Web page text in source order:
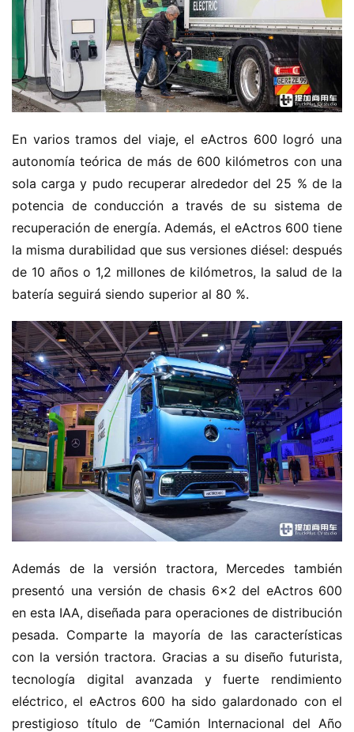
En varios tramos del viaje, el eActros 600 logró una
autonomía teórica de más de 600 kilómetros con una
sola carga y pudo recuperar alrededor del 25 % de la
potencia de conducción a través de su sistema de
recuperación de energía. Además, el eActros 600 tiene
la misma durabilidad que sus versiones diésel: después
de 10 años o 1,2 millones de kilómetros, la salud de la
batería seguirá siendo superior al 80 %.
Además de la versión tractora, Mercedes también
presentó una versión de chasis 6×2 del eActros 600
en esta IAA, diseñada para operaciones de distribución
pesada. Comparte la mayoría de las características
con la versión tractora. Gracias a su diseño futurista,
tecnología digital avanzada y fuerte rendimiento
eléctrico, el eActros 600 ha sido galardonado con el
prestigioso título de “Camión Internacional del Año